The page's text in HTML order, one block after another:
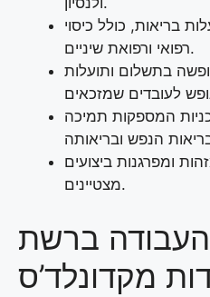
בריאות, כולל כיסוי
רפואי ורפואת שיניים.
בתשלום ותועלות
המספקות תמיכה
ומפרגנות ביצועים
מצטיינים.
ברשת
מקדונלד’ס